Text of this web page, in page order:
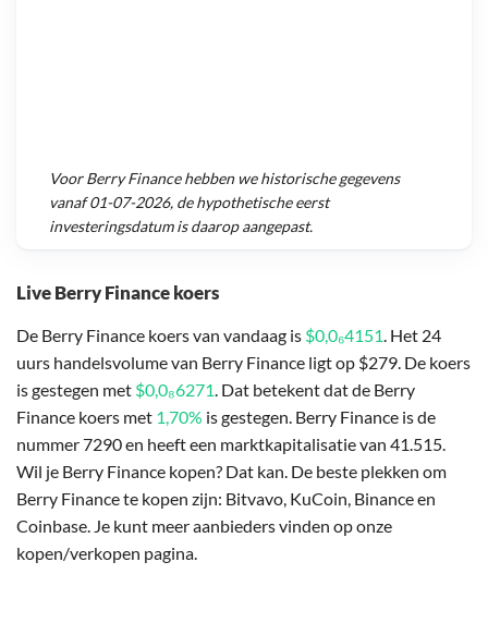
Live Berry Finance koers
De Berry Finance koers van vandaag is $0,0₆4151. Het 24
uurs handelsvolume van Berry Finance ligt op $279. De koers
is gestegen met $0,0₈6271. Dat betekent dat de Berry
Finance koers met 1,70% is gestegen. Berry Finance is de
nummer 7290 en heeft een marktkapitalisatie van 41.515.
Wil je Berry Finance kopen? Dat kan. De beste plekken om
Berry Finance te kopen zijn: Bitvavo, KuCoin, Binance en
Coinbase. Je kunt meer aanbieders vinden op onze
kopen/verkopen pagina.
VoorBerry Financehebben we historische gegevens
vanaf01-07-2026, de hypothetische eerst
investeringsdatum is daarop aangepast.